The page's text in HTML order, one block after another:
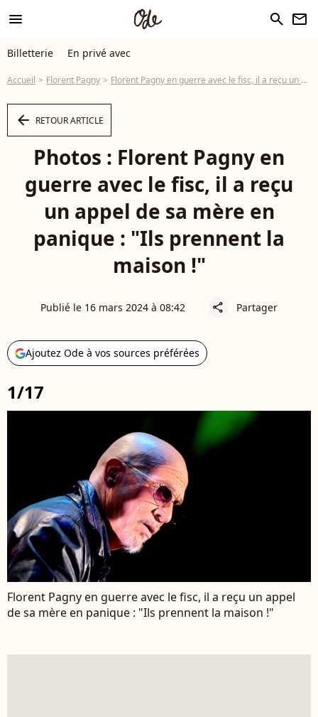
menu search newsletter
Billetterie En privé avec
Accueil Florent Pagny Florent Pagny en guerre avec le fisc, il a reçu un appel de sa mère en panique : "Ils prennent la maison !"
arrow_left RETOUR ARTICLE
Photos : Florent Pagny en
guerre avec le fisc, il a reçu
un appel de sa mère en
panique : "Ils prennent la
maison !"
Publié le 16 mars 2024 à 08:42 share Partager
Ajoutez Ode à vos sources préférées
1/17
Florent Pagny en guerre avec le fisc, il a reçu un appel
de sa mère en panique : "Ils prennent la maison !"